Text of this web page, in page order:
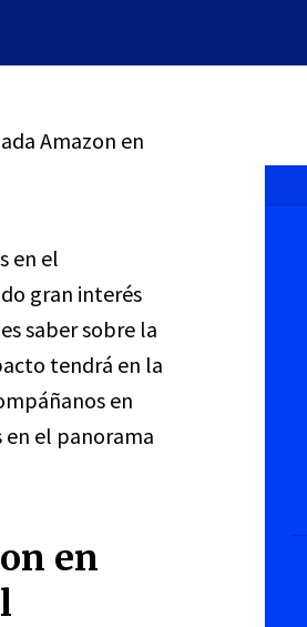
Amazon en
en el
gran interés
saber sobre la
tendrá en la
en
el panorama
en